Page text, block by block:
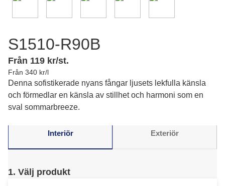
S1510-R90B
Från 119 kr/st.
Från 340 kr/l
Denna sofistikerade nyans fångar ljusets lekfulla känsla
och förmedlar en känsla av stillhet och harmoni som en
sval sommarbreeze.
Interiör Exteriör
1. Välj produkt